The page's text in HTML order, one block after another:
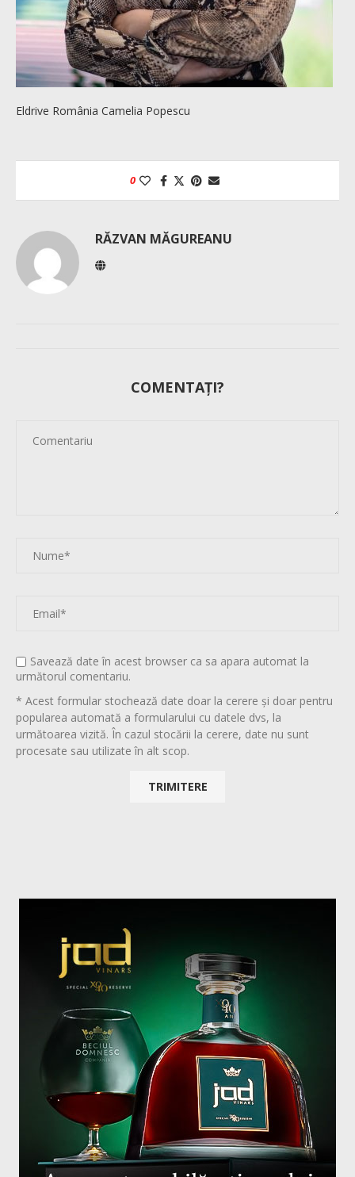
Eldrive România Camelia Popescu
0
RĂZVAN MĂGUREANU
COMENTAȚI?
Savează date în acest browser ca sa apara automat la
următorul comentariu.
* Acest formular stochează date doar la cerere și doar pentru
popularea automată a formularului cu datele dvs, la
următoarea vizită. În cazul stocării la cerere, date nu sunt
procesate sau utilizate în alt scop.